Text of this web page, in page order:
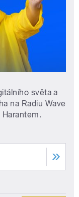
světa a
na Radiu Wave